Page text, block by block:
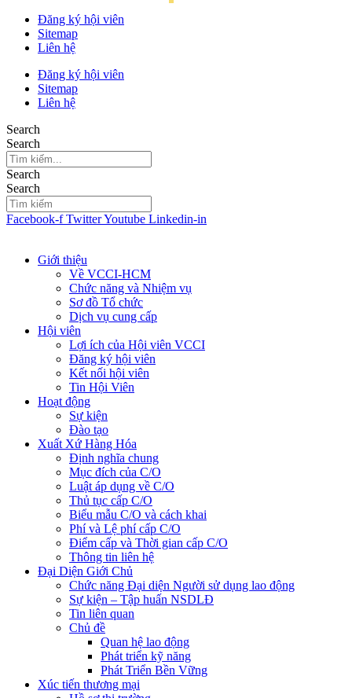
Đăng ký hội viên
Sitemap
Liên hệ
Đăng ký hội viên
Sitemap
Liên hệ
Search
Search
Search
Search
Facebook-f TwitterYoutube Linkedin-in
Giới thiệu
Về VCCI-HCM
Chức năng và Nhiệm vụ
Sơ đồ Tổ chức
Dịch vụ cung cấp
Hội viên
Lợi ích của Hội viên VCCI
Đăng ký hội viên
Kết nối hội viên
Tin Hội Viên
Hoạt động
Sự kiện
Đào tạo
Xuất Xứ Hàng Hóa
Định nghĩa chung
Mục đích của C/O
Luật áp dụng về C/O
Thủ tục cấp C/O
Biểu mẫu C/O và cách khai
Phí và Lệ phí cấp C/O
Điểm cấp và Thời gian cấp C/O
Thông tin liên hệ
Đại Diện Giới Chủ
Chức năng Đại diện Người sử dụng lao động
Sự kiện – Tập huấn NSDLĐ
Tin liên quan
Chủ đề
Quan hệ lao động
Phát triển kỹ năng
Phát Triển Bền Vững
Xúc tiến thương mại